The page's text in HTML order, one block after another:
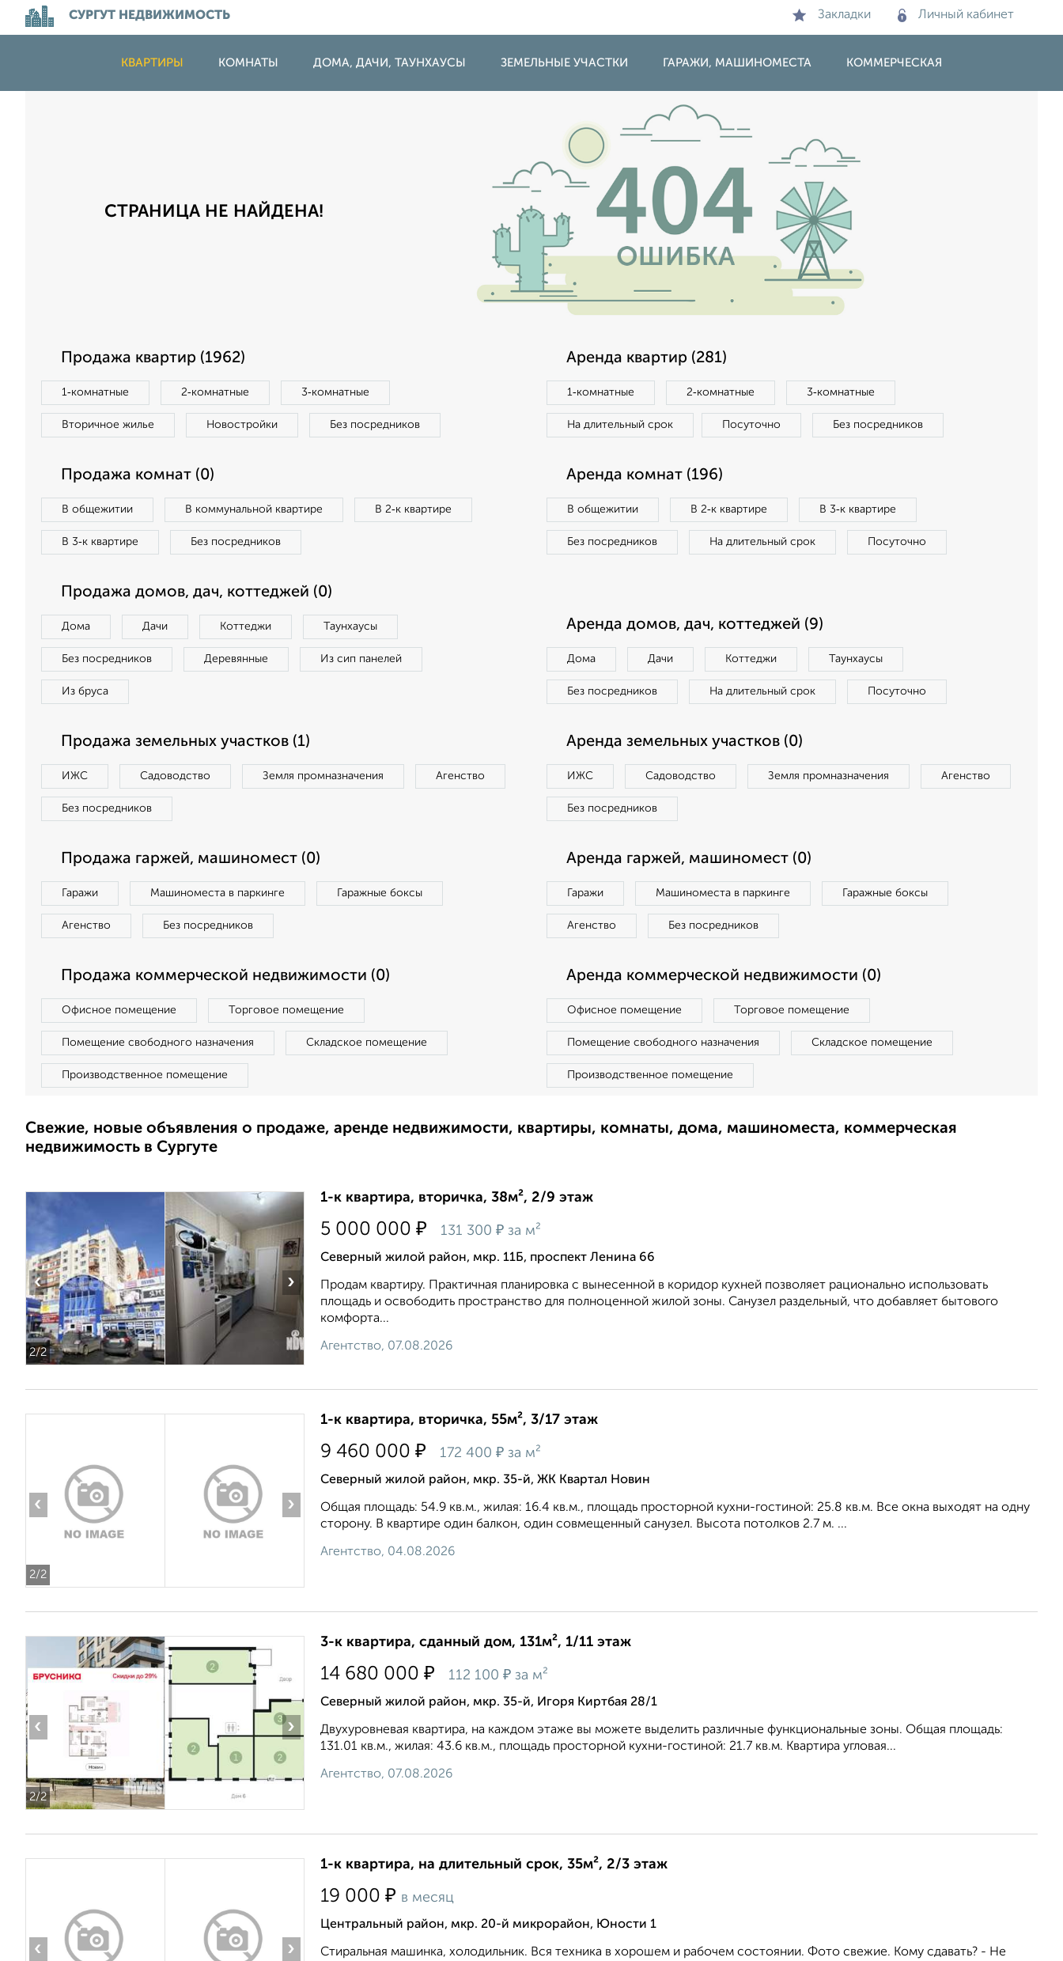
СУРГУТ НЕДВИЖИМОСТЬ Закладки Личный кабинет
КВАРТИРЫ КОМНАТЫ ДОМА, ДАЧИ, ТАУНХАУСЫ ЗЕМЕЛЬНЫЕ УЧАСТКИ ГАРАЖИ, МАШИНОМЕСТА КОММЕРЧЕСКАЯ
СТРАНИЦА НЕ НАЙДЕНА!
Продажа квартир (1962)
1‑комнатные 2‑комнатные 3‑комнатные
Вторичное жилье Новостройки Без посредников
Аренда квартир (281)
1‑комнатные 2‑комнатные 3‑комнатные
На длительный срок Посуточно Без посредников
Продажа комнат (0)
В общежитии В коммунальной квартире В 2‑к квартире
В 3‑к квартире Без посредников
Аренда комнат (196)
В общежитии В 2‑к квартире В 3‑к квартире
Без посредников На длительный срок Посуточно
Продажа домов, дач, коттеджей (0)
Дома Дачи Коттеджи Таунхаусы
Без посредников Деревянные Из сип панелей
Из бруса
Аренда домов, дач, коттеджей (9)
Дома Дачи Коттеджи Таунхаусы
Без посредников На длительный срок Посуточно
Продажа земельных участков (1)
ИЖС Садоводство Земля промназначения Агенство
Без посредников
Аренда земельных участков (0)
ИЖС Садоводство Земля промназначения Агенство
Без посредников
Продажа гаржей, машиномест (0)
Гаражи Машиноместа в паркинге Гаражные боксы
Агенство Без посредников
Аренда гаржей, машиномест (0)
Гаражи Машиноместа в паркинге Гаражные боксы
Агенство Без посредников
Продажа коммерческой недвижимости (0)
Офисное помещение Торговое помещение
Помещение свободного назначения Складское помещение
Производственное помещение
Аренда коммерческой недвижимости (0)
Офисное помещение Торговое помещение
Помещение свободного назначения Складское помещение
Производственное помещение
Свежие, новые объявления о продаже, аренде недвижимости, квартиры, комнаты, дома, машиноместа, коммерческая
недвижимость в Сургуте
2/2
‹ ›
1-к квартира, вторичка, 38м², 2/9 этаж
5 000 000 ₽ 131 300 ₽ за м²
Северный жилой район, мкр. 11Б, проспект Ленина 66
Продам квартиру. Практичная планировка с вынесенной в коридор кухней позволяет рационально использовать
площадь и освободить пространство для полноценной жилой зоны. Санузел раздельный, что добавляет бытового
комфорта...
Агентство, 07.08.2026
2/2
‹ ›
1-к квартира, вторичка, 55м², 3/17 этаж
9 460 000 ₽ 172 400 ₽ за м²
Северный жилой район, мкр. 35-й, ЖК Квартал Новин
Общая площадь: 54.9 кв.м., жилая: 16.4 кв.м., площадь просторной кухни-гостиной: 25.8 кв.м. Все окна выходят на одну
сторону. В квартире один балкон, один совмещенный санузел. Высота потолков 2.7 м. ...
Агентство, 04.08.2026
2/2
‹ ›
3-к квартира, сданный дом, 131м², 1/11 этаж
14 680 000 ₽ 112 100 ₽ за м²
Северный жилой район, мкр. 35-й, Игоря Киртбая 28/1
Двухуровневая квартира, на каждом этаже вы можете выделить различные функциональные зоны. Общая площадь:
131.01 кв.м., жилая: 43.6 кв.м., площадь просторной кухни-гостиной: 21.7 кв.м. Квартира угловая...
Агентство, 07.08.2026
‹ ›
1-к квартира, на длительный срок, 35м², 2/3 этаж
19 000 ₽ в месяц
Центральный район, мкр. 20-й микрорайон, Юности 1
Стиральная машинка, холодильник. Вся техника в хорошем и рабочем состоянии. Фото свежие. Кому сдавать? - Не